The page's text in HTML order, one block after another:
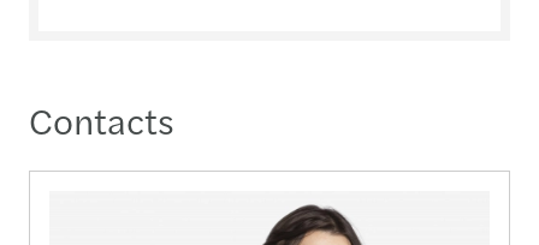
Contacts